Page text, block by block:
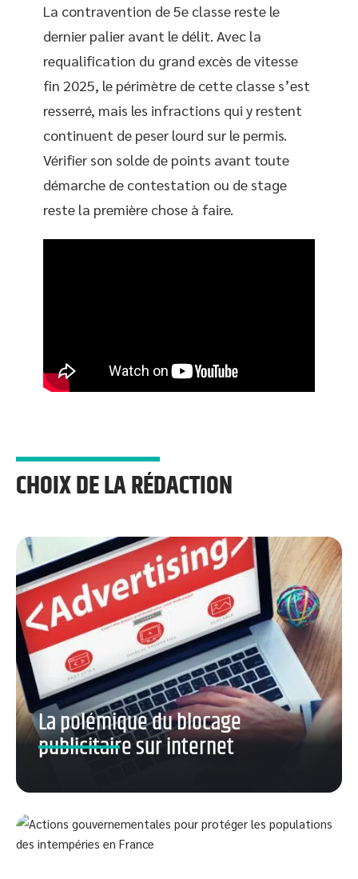
La contravention de 5e classe reste le
dernier palier avant le délit. Avec la
requalification du grand excès de vitesse
fin 2025, le périmètre de cette classe s’est
resserré, mais les infractions qui y restent
continuent de peser lourd sur le permis.
Vérifier son solde de points avant toute
démarche de contestation ou de stage
reste la première chose à faire.
CHOIX DE LA RÉDACTION
La polémique du blocage
publicitaire sur internet